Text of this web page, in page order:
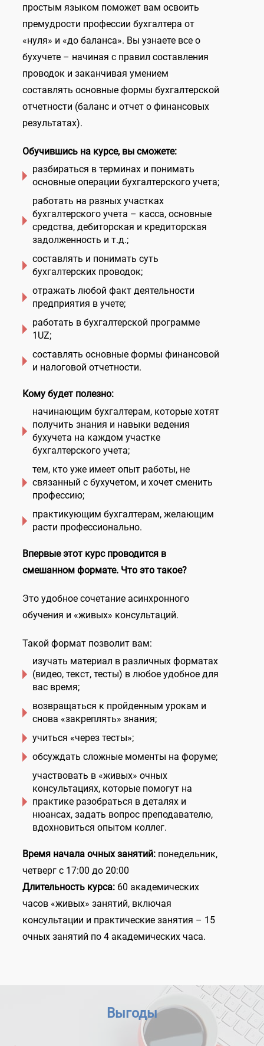
простым языком поможет вам освоить
премудрости профессии бухгалтера от
«нуля» и «до баланса». Вы узнаете все о
бухучете – начиная с правил составления
проводок и заканчивая умением
составлять основные формы бухгалтерской
отчетности (баланс и отчет о финансовых
результатах).
Обучившись на курсе, вы сможете:
разбираться в терминах и понимать
основные операции бухгалтерского учета;
работать на разных участках
бухгалтерского учета – касса, основные
средства, дебиторская и кредиторская
задолженность и т.д.;
составлять и понимать суть
бухгалтерских проводок;
отражать любой факт деятельности
предприятия в учете;
работать в бухгалтерской программе
1UZ;
составлять основные формы финансовой
и налоговой отчетности.
Кому будет полезно:
начинающим бухгалтерам, которые хотят
получить знания и навыки ведения
бухучета на каждом участке
бухгалтерского учета;
тем, кто уже имеет опыт работы, не
связанный с бухучетом, и хочет сменить
профессию;
практикующим бухгалтерам, желающим
расти профессионально.
Впервые этот курс проводится в
смешанном формате. Что это такое?
Это удобное сочетание асинхронного
обучения и «живых» консультаций.
Такой формат позволит вам:
изучать материал в различных форматах
(видео, текст, тесты) в любое удобное для
вас время;
возвращаться к пройденным урокам и
снова «закреплять» знания;
учиться «через тесты»;
обсуждать сложные моменты на форуме;
участвовать в «живых» очных
консультациях, которые помогут на
практике разобраться в деталях и
нюансах, задать вопрос преподавателю,
вдохновиться опытом коллег.
Время начала очных занятий: понедельник,
четверг с 17:00 до 20:00
Длительность курса: 60 академических
часов «живых» занятий, включая
консультации и практические занятия – 15
очных занятий по 4 академических часа.
Выгоды